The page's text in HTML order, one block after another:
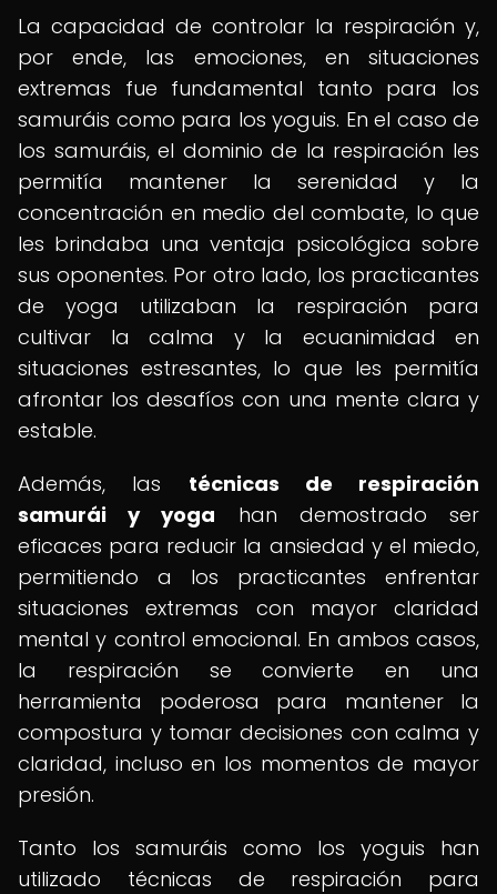
La capacidad de controlar la respiración y,
por ende, las emociones, en situaciones
extremas fue fundamental tanto para los
samuráis como para los yoguis. En el caso de
los samuráis, el dominio de la respiración les
permitía mantener la serenidad y la
concentración en medio del combate, lo que
les brindaba una ventaja psicológica sobre
sus oponentes. Por otro lado, los practicantes
de yoga utilizaban la respiración para
cultivar la calma y la ecuanimidad en
situaciones estresantes, lo que les permitía
afrontar los desafíos con una mente clara y
estable.
Además, las técnicas de respiración
samurái y yoga han demostrado ser
eficaces para reducir la ansiedad y el miedo,
permitiendo a los practicantes enfrentar
situaciones extremas con mayor claridad
mental y control emocional. En ambos casos,
la respiración se convierte en una
herramienta poderosa para mantener la
compostura y tomar decisiones con calma y
claridad, incluso en los momentos de mayor
presión.
Tanto los samuráis como los yoguis han
utilizado técnicas de respiración para